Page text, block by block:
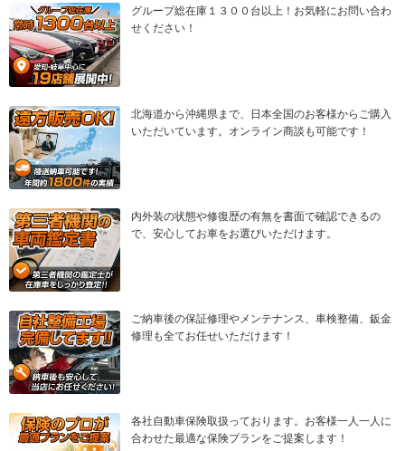
グループ総在庫１３００台以上！お気軽にお問い合わ
せください！
北海道から沖縄県まで、日本全国のお客様からご購入
いただいています。オンライン商談も可能です！
内外装の状態や修復歴の有無を書面で確認できるの
で、安心してお車をお選びいただけます。
ご納車後の保証修理やメンテナンス、車検整備、鈑金
修理も全てお任せいただけます！
各社自動車保険取扱っております。お客様一人一人に
合わせた最適な保険プランをご提案します！